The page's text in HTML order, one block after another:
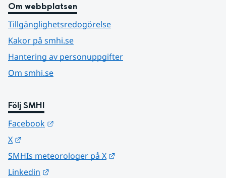
Om webbplatsen
Tillgänglighetsredogörelse
Kakor på smhi.se
Hantering av personuppgifter
Om smhi.se
Följ SMHI
Facebook
X
SMHIs meteorologer på X
Linkedin